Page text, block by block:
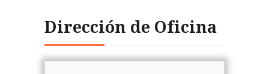
Dirección de Oficina